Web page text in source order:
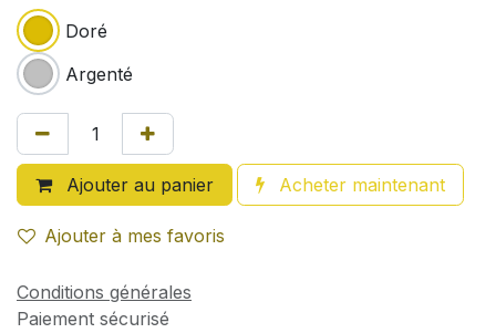
Doré
Argenté
Ajouter au panier Acheter maintenant
Ajouter à mes favoris
Conditions générales
Paiement sécurisé